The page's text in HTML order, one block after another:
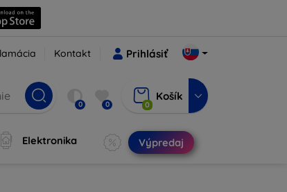
Kontakt Prihlásiť
0 0 0
Košík
Elektronika Výpredaj